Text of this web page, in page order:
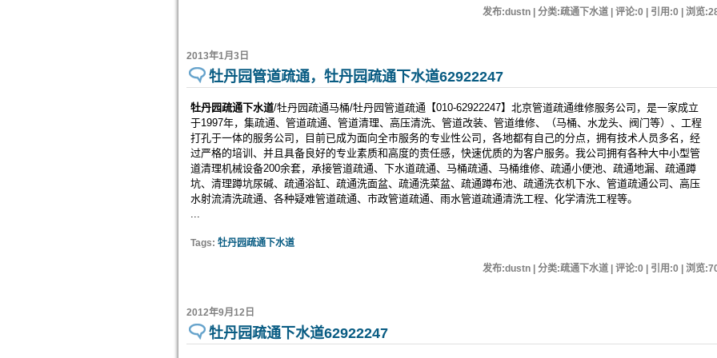
发布:dustn | 分类:疏通下水道 | 评论:0 | 引用:0 | 浏览:
2013年1月3日
牡丹园管道疏通，牡丹园疏通下水道62922247
牡丹园疏通下水道/牡丹园疏通马桶/牡丹园管道疏通【010-62922247】北京管道疏通维修服务公司，是一家成立
于1997年，集疏通、管道疏通、管道清理、高压清洗、管道改装、管道维修、（马桶、水龙头、阀门等）、工程
打孔于一体的服务公司，目前已成为面向全市服务的专业性公司，各地都有自己的分点，拥有技术人员多名，经
过严格的培训、并且具备良好的专业素质和高度的责任感，快速优质的为客户服务。我公司拥有各种大中小型管
道清理机械设备200余套，承接管道疏通、下水道疏通、马桶疏通、马桶维修、疏通小便池、疏通地漏、疏通蹲
坑、清理蹲坑尿碱、疏通浴缸、疏通洗面盆、疏通洗菜盆、疏通蹲布池、疏通洗衣机下水、管道疏通公司、高压
水射流清洗疏通、各种疑难管道疏通、市政管道疏通、雨水管道疏通清洗工程、化学清洗工程等。
...
Tags: 牡丹园疏通下水道
发布:dustn | 分类:疏通下水道 | 评论:0 | 引用:0 | 浏览:
2012年9月12日
牡丹园疏通下水道62922247